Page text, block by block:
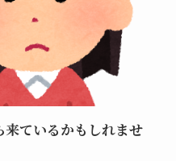
来ているかもしれませ